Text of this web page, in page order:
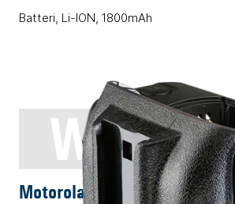
Batteri, Li-ION, 1800mAh
ENERGITILLBEHÖR
Motorola WPLN4184